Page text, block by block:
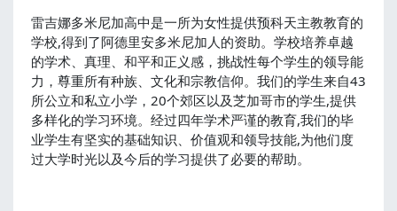
雷吉娜多米尼加高中是一所为女性提供预科天主教教育的
学校,得到了阿德里安多米尼加人的资助。学校培养卓越
的学术、真理、和平和正义感，挑战性每个学生的领导能
力，尊重所有种族、文化和宗教信仰。我们的学生来自43
所公立和私立小学，20个郊区以及芝加哥市的学生,提供
多样化的学习环境。经过四年学术严谨的教育,我们的毕
业学生有坚实的基础知识、价值观和领导技能,为他们度
过大学时光以及今后的学习提供了必要的帮助。